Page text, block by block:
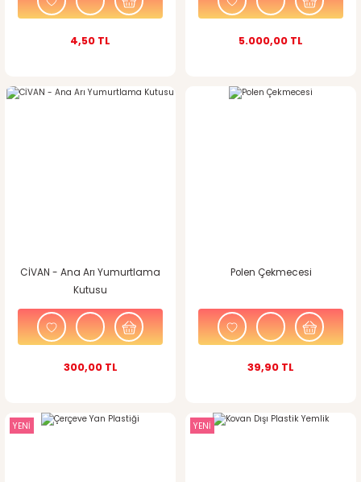
4,50 TL 5.000,00 TL
CİVAN - Ana Arı Yumurtlama
Kutusu
300,00 TL
Polen Çekmecesi
39,90 TL
YENİ YENİ